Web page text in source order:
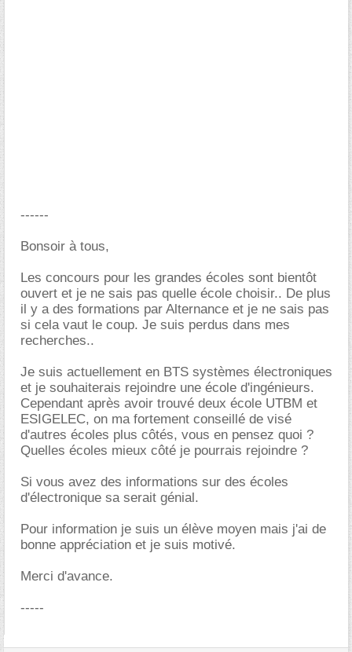
------
Bonsoir à tous,
Les concours pour les grandes écoles sont bientôt
ouvert et je ne sais pas quelle école choisir.. De plus
il y a des formations par Alternance et je ne sais pas
si cela vaut le coup. Je suis perdus dans mes
recherches..
Je suis actuellement en BTS systèmes électroniques
et je souhaiterais rejoindre une école d'ingénieurs.
Cependant après avoir trouvé deux école UTBM et
ESIGELEC, on ma fortement conseillé de visé
d'autres écoles plus côtés, vous en pensez quoi ?
Quelles écoles mieux côté je pourrais rejoindre ?
Si vous avez des informations sur des écoles
d'électronique sa serait génial.
Pour information je suis un élève moyen mais j'ai de
bonne appréciation et je suis motivé.
Merci d'avance.
-----